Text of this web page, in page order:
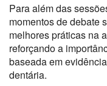
Para além das
momentos de debate
melhores práticas na
reforçando a
baseada em
dentária.